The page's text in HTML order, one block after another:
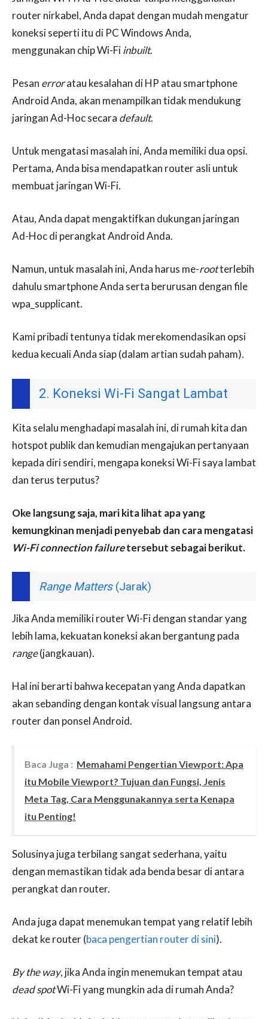
router nirkabel, Anda dapat dengan mudah mengatur
koneksi seperti itu di PC Windows Anda,
menggunakan chip Wi-Fiinbuilt.
Pesan erroratau kesalahan di HP atau smartphone
Android Anda, akan menampilkan tidak mendukung
jaringan Ad-Hoc secara default.
Untuk mengatasi masalah ini, Anda memiliki dua opsi.
Pertama, Anda bisa mendapatkan router asli untuk
membuat jaringan Wi-Fi.
Atau, Anda dapat mengaktifkan dukungan jaringan
Ad-Hoc di perangkat Android Anda.
Namun, untuk masalah ini, Anda harus me-rootterlebih
dahulu smartphone Anda serta berurusan dengan file
wpa_supplicant.
Kami pribadi tentunya tidak merekomendasikan opsi
kedua kecuali Anda siap (dalam artian sudah paham).
2. Koneksi Wi-Fi Sangat Lambat
Kita selalu menghadapi masalah ini, di rumah kita dan
hotspot publik dan kemudian mengajukan pertanyaan
kepada diri sendiri, mengapa koneksi Wi-Fi saya lambat
dan terus terputus?
Oke langsung saja, mari kita lihat apa yang
kemungkinan menjadi penyebab dan cara mengatasi
Wi-Fi connection failuretersebut sebagai berikut.
Range Matters(Jarak)
Jika Anda memiliki router Wi-Fi dengan standar yang
lebih lama, kekuatan koneksi akan bergantung pada
range(jangkauan).
Hal ini berarti bahwa kecepatan yang Anda dapatkan
akan sebanding dengan kontak visual langsung antara
router dan ponsel Android.
Baca Juga : Memahami Pengertian Viewport: Apa
itu Mobile Viewport? Tujuan dan Fungsi, Jenis
Meta Tag, Cara Menggunakannya serta Kenapa
itu Penting!
Solusinya juga terbilang sangat sederhana, yaitu
dengan memastikan tidak ada benda besar di antara
perangkat dan router.
Anda juga dapat menemukan tempat yang relatif lebih
dekat ke router (baca pengertian router di sini).
By the way, jika Anda ingin menemukan tempat atau
dead spotWi-Fi yang mungkin ada di rumah Anda?